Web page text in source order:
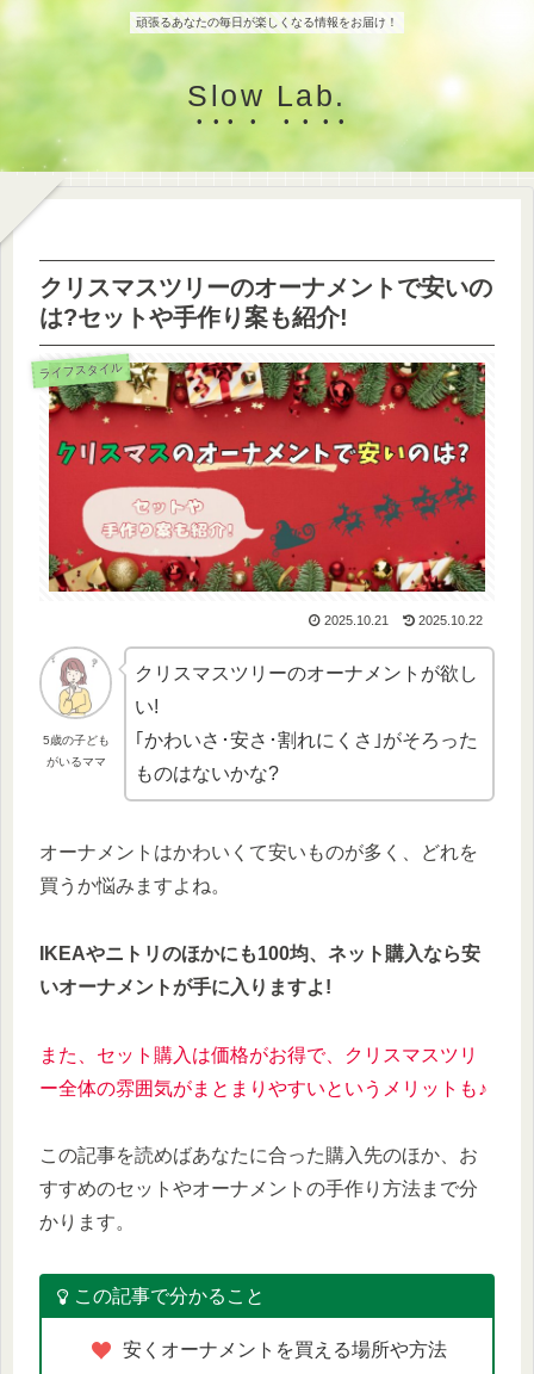
頑張るあなたの毎日が楽しくなる情報をお届け！
Slow Lab.
クリスマスツリーのオーナメントで安いの
は?セットや手作り案も紹介!
ライフスタイル
2025.10.21 2025.10.22
5歳の子ども
がいるママ
クリスマスツリーのオーナメントが欲し
い!
｢かわいさ･安さ･割れにくさ｣がそろった
ものはないかな?
オーナメントはかわいくて安いものが多く、どれを
買うか悩みますよね。
IKEAやニトリのほかにも100均、ネット購入なら安
いオーナメントが手に入りますよ!
また、セット購入は価格がお得で、クリスマスツリ
ー全体の雰囲気がまとまりやすいというメリットも♪
この記事を読めばあなたに合った購入先のほか、お
すすめのセットやオーナメントの手作り方法まで分
かります。
この記事で分かること
安くオーナメントを買える場所や方法